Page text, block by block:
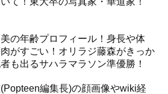
の年齢プロフィール！身長や体
がすごい！オリラジ藤森がきっか
も出るサハラマラソン準優勝！
編集長)の顔画像やwiki経